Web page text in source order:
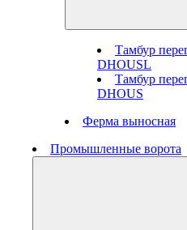
Тамбур
DHOUSL
Тамбур
DHOUS
Ферма выносная
Промышленные ворота